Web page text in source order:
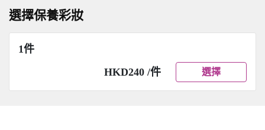
選擇保養彩妝
1件
HKD240 /件
選擇